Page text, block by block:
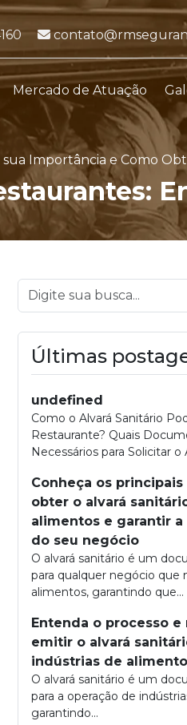
E-mail:
Mercado de Atuação
Importância e Como
Últimas
undefined
Como o Alvará Sanitário
Restaurante? Quais
Necessários para Solicitar o
Conheça os principais
obter o alvará
alimentos e garantir
do seu negócio
O alvará sanitário é um
para qualquer negócio que
alimentos, garantindo que...
Entenda o processo
emitir o alvará
indústrias de
O alvará sanitário é um
para a operação de
garantindo...